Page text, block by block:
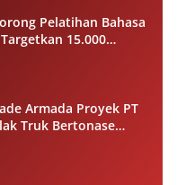
Pelatihan Bahasa
15.000
Luar Negeri per
Armada Proyek PT
Truk Bertonase
Kopi–Sangiang Maja